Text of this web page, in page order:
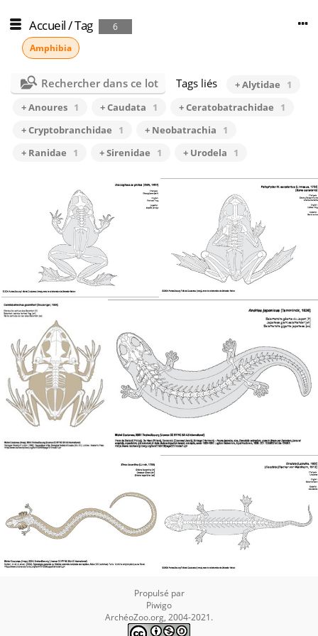
Accueil/Tag
6
Amphibia
Rechercher dans ce lot Tags liés + Alytidae
1
+ Anoures 1 + Caudata 1 + Ceratobatrachidae
1
+ Cryptobranchidae
1 + Neobatrachia
1
+ Ranidae
1 + Sirenidae 1 + Urodela 1
Propulsé par
Piwigo
ArchéoZoo.org, 2004-2021.